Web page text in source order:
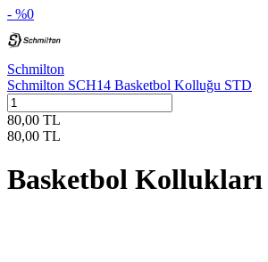
- %0
Schmilton
Schmilton SCH14 Basketbol Kolluğu STD
80,00 TL
80,00 TL
Basketbol Kollukları